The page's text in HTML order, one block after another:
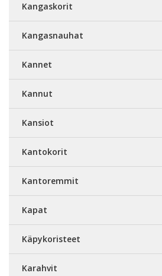
Kangaskorit
Kangasnauhat
Kannet
Kannut
Kansiot
Kantokorit
Kantoremmit
Kapat
Käpykoristeet
Karahvit